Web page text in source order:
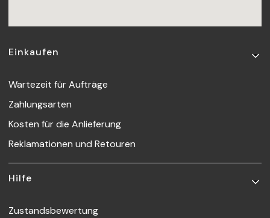
Fußzeilenmenü
Einkaufen
Wartezeit für Aufträge
Zahlungsarten
Kosten für die Anlieferung
Reklamationen und Retouren
Hilfe
Zustandsbewertung